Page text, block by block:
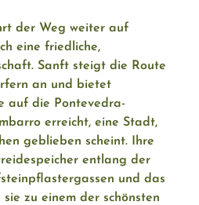
der Weg weiter auf
eine friedliche,
Sanft steigt die Route
an und bietet
auf die Pontevedra-
erreicht, eine Stadt,
geblieben scheint. Ihre
entlang der
und das
zu einem der schönsten